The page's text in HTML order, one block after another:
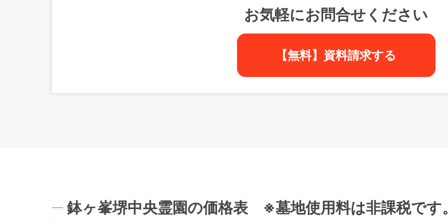
お気軽にお問合せください
【無料】資料請求する
鉢ヶ峯堺中央霊園の価格表 ※墓地使用料は非課税です